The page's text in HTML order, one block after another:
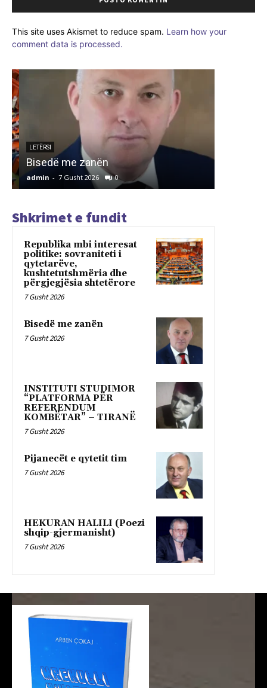
This site uses Akismet to reduce spam. Learn how your
comment data is processed.
LETËRSI
Bisedë me zanën
admin - 7 Gusht 2026 0
Shkrimet e fundit
Republika mbi interesat
politike: sovraniteti i
qytetarëve,
kushtetutshmëria dhe
përgjegjësia shtetërore
7 Gusht 2026
Bisedë me zanën
7 Gusht 2026
INSTITUTI STUDIMOR
“PLATFORMA PËR
REFERENDUM
KOMBËTAR” – TIRANË
7 Gusht 2026
Pijanecët e qytetit tim
7 Gusht 2026
HEKURAN HALILI (Poezi
shqip-gjermanisht)
7 Gusht 2026